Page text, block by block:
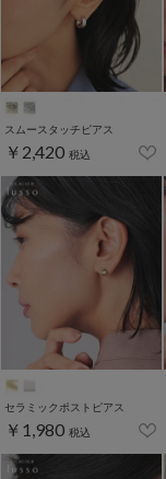
スムースタッチピアス
￥2,420 税込
セラミックポストピアス
￥1,980 税込